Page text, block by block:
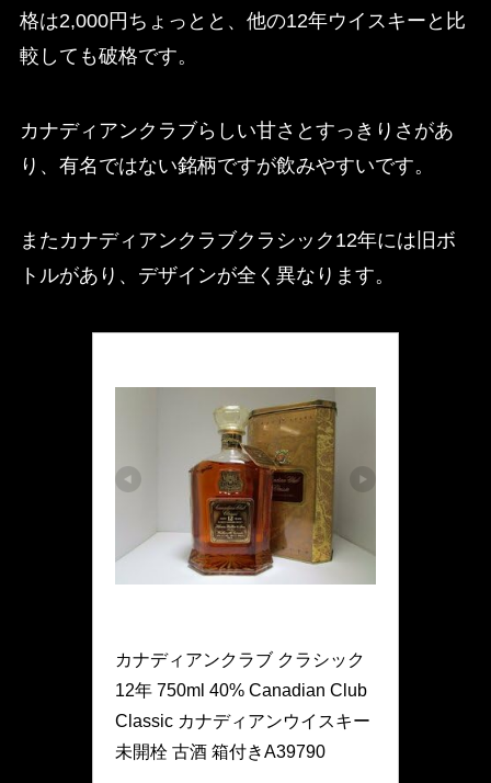
格は2,000円ちょっとと、他の12年ウイスキーと比
較しても破格です。
カナディアンクラブらしい甘さとすっきりさがあ
り、有名ではない銘柄ですが飲みやすいです。
またカナディアンクラブクラシック12年には旧ボ
トルがあり、デザインが全く異なります。
カナディアンクラブ クラシック
12年 750ml 40% Canadian Club
Classic カナディアンウイスキー
未開栓 古酒 箱付きA39790